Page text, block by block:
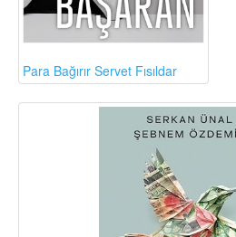
Para Bağırır Servet Fısıldar